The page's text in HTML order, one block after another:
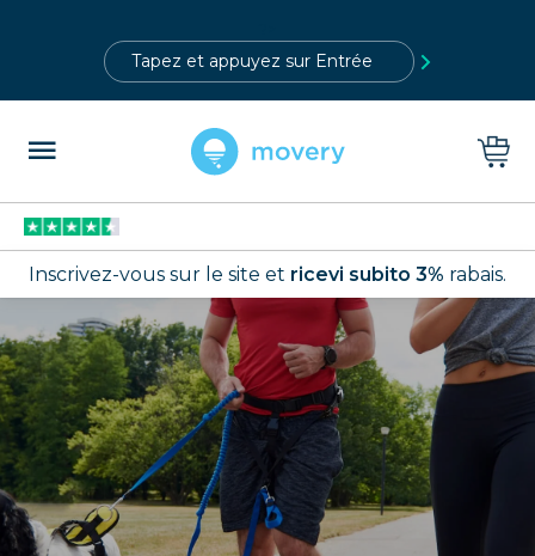
Inscrivez-vous sur le site et ricevi subito 3% rabais.